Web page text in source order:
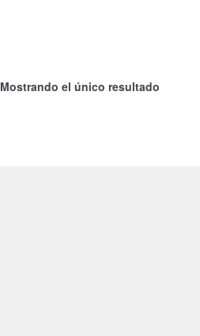
Mostrando el único resultado